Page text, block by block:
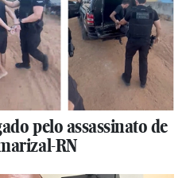
pelo assassinato de
RN